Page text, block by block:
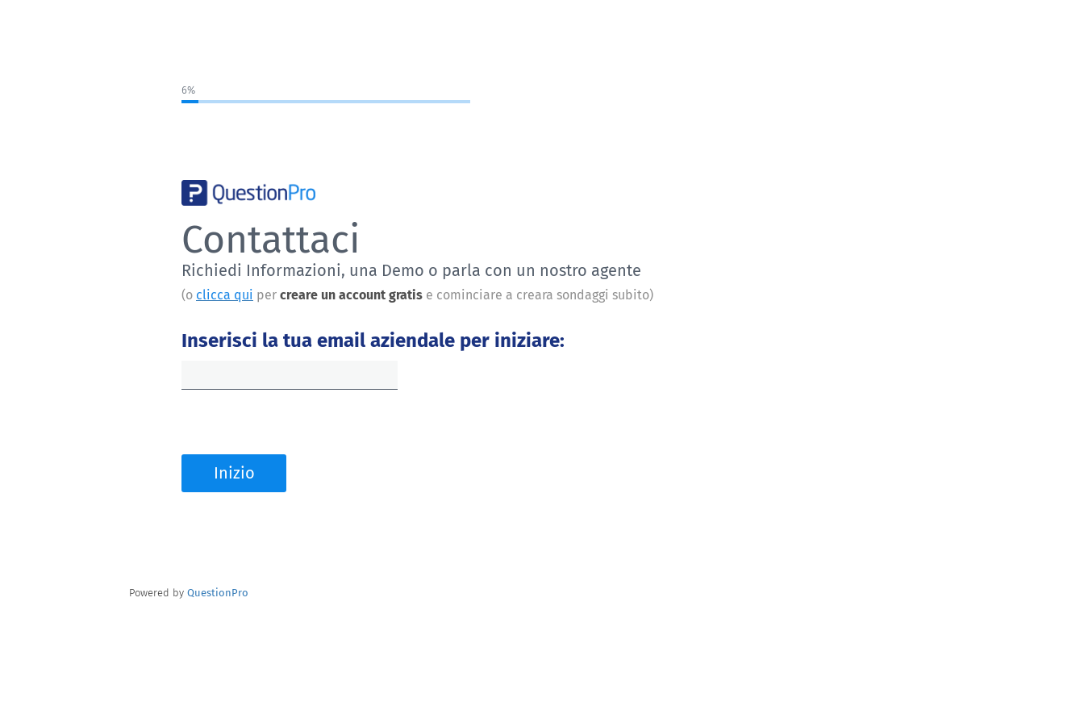
6%
Contattaci
Richiedi Informazioni, una Demo o parla con un nostro agente
(o clicca qui per creare un account gratis e cominciare a creara sondaggi subito)
Inserisci la tua email aziendale per iniziare:
Inizio
Powered by QuestionPro